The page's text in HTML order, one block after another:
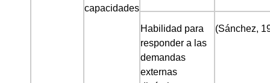
capacidades
Habilidad para
responder a las
demandas
externas
(Sánchez,